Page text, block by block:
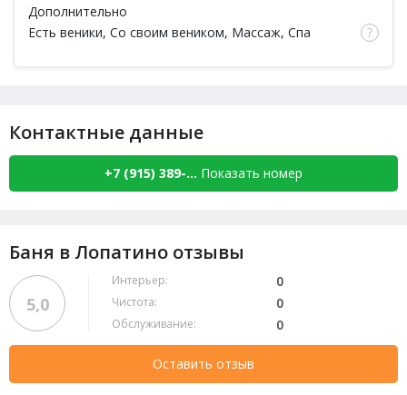
Дополнительно
Есть веники, Со своим веником, Массаж, Спа
коттеджем на сутки,Банкетный зал, Беседка
Контактные данные
+7 (915) 389-... Показать номер
Баня в Лопатино отзывы
5,0
Интерьер: 0
Чистота: 0
Обслуживание: 0
Оставить отзыв